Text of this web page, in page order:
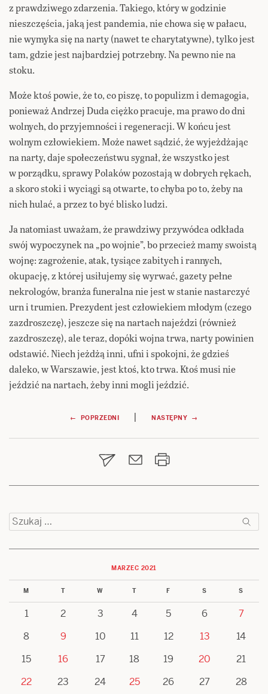
z prawdziwego zdarzenia. Takiego, który w godzinie
nieszczęścia, jaką jest pandemia, nie chowa się w pałacu,
nie wymyka się na narty (nawet te charytatywne), tylko jest
tam, gdzie jest najbardziej potrzebny. Na pewno nie na
stoku.
Może ktoś powie, że to, co piszę, to populizm i demagogia,
ponieważ Andrzej Duda ciężko pracuje, ma prawo do dni
wolnych, do przyjemności i regeneracji. W końcu jest
wolnym człowiekiem. Może nawet sądzić, że wyjeżdżając
na narty, daje społeczeństwu sygnał, że wszystko jest
w porządku, sprawy Polaków pozostają w dobrych rękach,
a skoro stoki i wyciągi są otwarte, to chyba po to, żeby na
nich hulać, a przez to być blisko ludzi.
Ja natomiast uważam, że prawdziwy przywódca odkłada
swój wypoczynek na „po wojnie”, bo przecież mamy swoistą
wojnę: zagrożenie, atak, tysiące zabitych i rannych,
okupację, z której usiłujemy się wyrwać, gazety pełne
nekrologów, branża funeralna nie jest w stanie nastarczyć
urn i trumien. Prezydent jest człowiekiem młodym (czego
zazdroszczę), jeszcze się na nartach najeździ (również
zazdroszczę), ale teraz, dopóki wojna trwa, narty powinien
odstawić. Niech jeżdżą inni, ufni i spokojni, że gdzieś
daleko, w Warszawie, jest ktoś, kto trwa. Ktoś musi nie
jeździć na nartach, żeby inni mogli jeździć.
Nawigacja
wpisu
← POPRZEDNI | NASTĘPNY →
Szukaj:
MARZEC 2021
M T W T F S S
1 2 3 4 5 6
7
8
9 10 11 12 13
14
15
16 17 18 19 20
21
22
23 24 25 26 27
28